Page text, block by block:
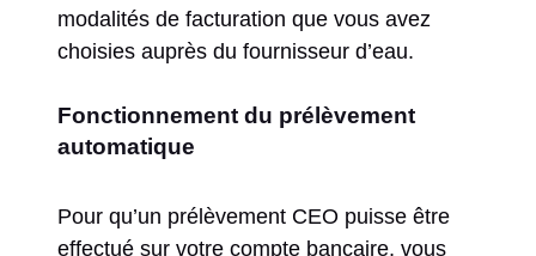
modalités de facturation que vous avez
choisies auprès du fournisseur d’eau.
Fonctionnement du prélèvement
automatique
Pour qu’un prélèvement CEO puisse être
effectué sur votre compte bancaire, vous